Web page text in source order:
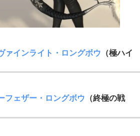
ァインライト・ロングボウ （極ハイ
フェザー・ロングボウ （終極の戦